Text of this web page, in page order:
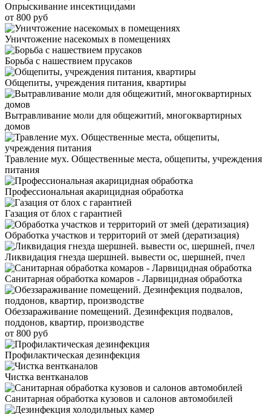
Опрыскивание инсектицидами
от 800 руб
Уничтожение насекомых в помещениях
Борьба с нашествием прусаков
Общепиты, учреждения питания, квартиры
Вытравливание моли для общежитий, многоквартирных
домов
Травление мух. Общественные места, общепиты, учреждения
питания
Профессиональная акарицидная обработка
Газация от блох с гарантией
Обработка участков и территорий от змей (дератизация)
Ликвидация гнезда шершней. вывести ос, шершней, пчел
Санитарная обработка комаров - Ларвицидная обработка
Обеззараживание помещений. Дезинфекция подвалов,
поддонов, квартир, производстве
от 800 руб
Профилактическая дезинфекция
Чистка вентканалов
Санитарная обработка кузовов и салонов автомобилей